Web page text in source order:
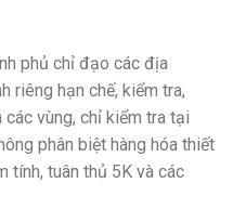
phủ chỉ đạo các địa
riêng hạn chế, kiểm tra,
vùng, chỉ kiểm tra tại
phân biệt hàng hóa thiết
tính, tuân thủ 5K và các